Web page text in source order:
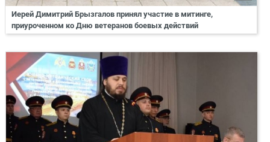
Иерей Димитрий Брызгалов принял участие в митинге,
приуроченном ко Дню ветеранов боевых действий